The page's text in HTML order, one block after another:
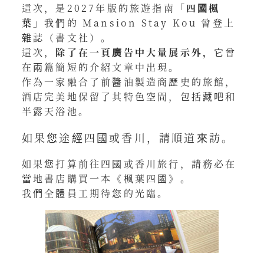
這次，是2027年版的旅遊指南
「四國楓
葉」我們的 Mansion Stay Kou 曾登上
雜誌（書文社）。
這次， 除了在一頁廣告中大量展示外， 它曾
在兩篇簡短的介紹文章中出現。
作為一家融合了前醬油製造商歷史的旅館，
酒店完美地保留了其特色空間，包括藏吧和
半露天浴池。
如果您途經四國或香川，請順道來訪。
如果您打算前往四國或香川旅行，請務必在
當地書店購買一本《楓葉四國》。
我們全體員工期待您的光臨。